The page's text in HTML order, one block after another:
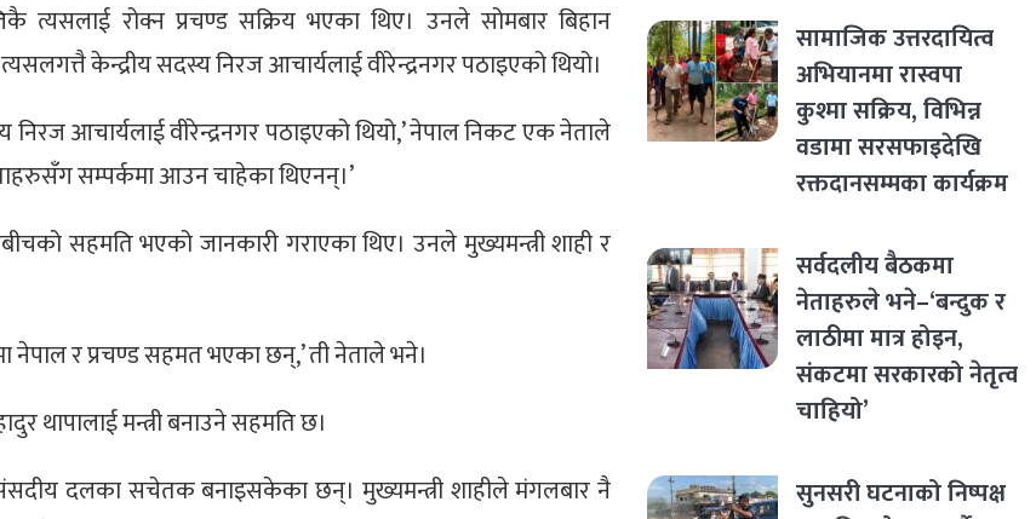
त्यसलाई रोक्न प्रचण्ड सक्रिय भएका थिए। उनले सोमबार बिहान
केन्द्रीय सदस्य निरज आचार्यलाई वीरेन्द्रनगर पठाइएको थियो।
आचार्यलाई वीरेन्द्रनगर पठाइएको थियो,’ नेपाल निकट एक नेताले
सम्पर्कमा आउन चाहेका थिएनन्।’
सहमति भएको जानकारी गराएका थिए। उनले मुख्यमन्त्री शाही र
नेपाल र प्रचण्ड सहमत भएका छन्,’ ती नेताले भने।
थापालाई मन्त्री बनाउने सहमति छ।
दलका सचेतक बनाइसकेका छन्। मुख्यमन्त्री शाहीले मंगलबार नै
सामाजिक उत्तरदायित्व
अभियानमा रास्वपा
कुश्मा सक्रिय, विभिन्न
वडामा सरसफाइदेखि
रक्तदानसम्मका कार्यक्रम
सर्वदलीय बैठकमा
नेताहरुले भने–‘बन्दुक र
लाठीमा मात्र होइन,
संकटमा सरकारको नेतृत्व
चाहियो’
सुनसरी घटनाको निष्पक्ष